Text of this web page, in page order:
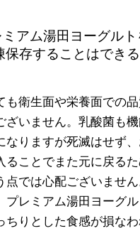
ミアム湯田ヨーグルト
保存することはできる
も衛生面や栄養面での品
ざいません。乳酸菌も
なりますが死滅はせず
ることでまた元に戻る
点では心配ございません
プレミアム湯田ヨーグ
ちりとした食感が損な